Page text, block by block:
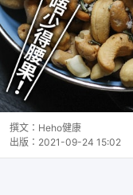
撰文： Heho健康
出版： 2021-09-24 15:02